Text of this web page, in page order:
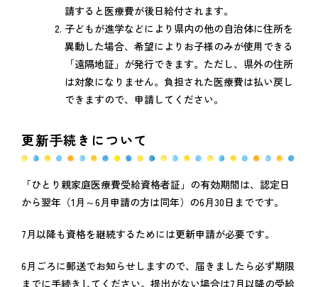
請すると医療費が後日給付されます。
子どもが進学などにより県内の他の自治体に住所を
異動した場合、希望によりお子様のみが使用できる
「遠隔地証」が発行できます。ただし、県外の住所
は対象になりません。負担された医療費は払い戻し
できますので、申請してください。
更新手続きについて
「ひとり親家庭医療費受給資格者証」の有効期間は、認定日
から翌年（1月～6月申請の方は同年）の6月30日までです。
7月以降も資格を継続するためには更新申請が必要です。
6月ごろに郵送でお知らせしますので、届きましたら必ず期限
までに手続きしてください。提出がない場合は7月以降の受給